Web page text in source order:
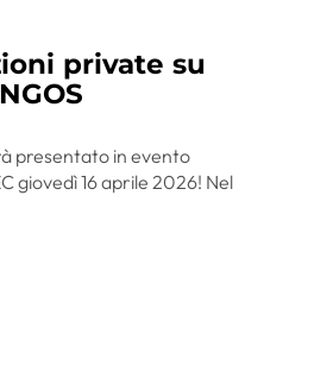
private su
presentato in evento
giovedì 16 aprile 2026! Nel